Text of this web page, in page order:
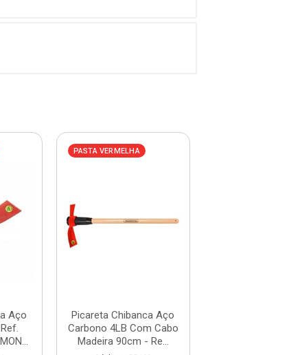
Aço
PASTA VERMELHA
Picareta Chibanca Aço
Carbono 4LB Com Cabo
Madeira 90cm - Re...